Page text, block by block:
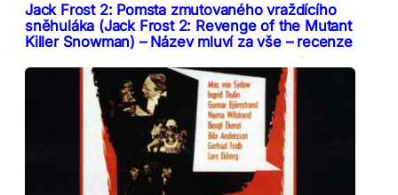
Jack Frost 2: Pomsta zmutovaného vraždícího
sněhuláka (Jack Frost 2: Revenge of the Mutant
Killer Snowman) – Název mluví za vše – recenze